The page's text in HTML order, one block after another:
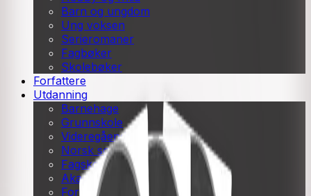
Barn og ungdom
Ung voksen
Serieromaner
Fagbøker
Skolebøker
Forfattere
Utdanning
Barnehage
Grunnskole
Videregående
Norsk som andrespråk
Fagskole
Akademisk
Forskning